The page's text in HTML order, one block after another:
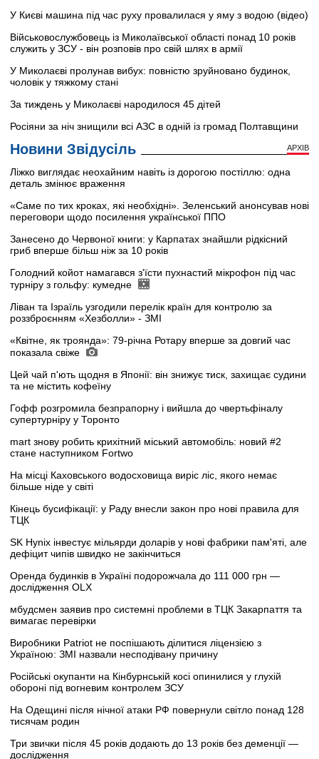
У Києві машина під час руху провалилася у яму з водою (відео)
Військовослужбовець із Миколаївської області понад 10 років
служить у ЗСУ - він розповів про свій шлях в армії
У Миколаєві пролунав вибух: повністю зруйновано будинок,
чоловік у тяжкому стані
За тиждень у Миколаєві народилося 45 дітей
Росіяни за ніч знищили всі АЗС в одній із громад Полтавщини
Новини Звідусіль АРХІВ
Ліжко виглядає неохайним навіть із дорогою постіллю: одна
деталь змінює враження
«Саме по тих кроках, які необхідні». Зеленський анонсував нові
переговори щодо посилення української ППО
Занесено до Червоної книги: у Карпатах знайшли рідкісний
гриб вперше більш ніж за 10 років
Голодний койот намагався з'їсти пухнастий мікрофон під час
турніру з гольфу: кумедне
Ліван та Ізраїль узгодили перелік країн для контролю за
роззброєнням «Хезболли» - ЗМІ
«Квітне, як троянда»: 79-річна Ротару вперше за довгий час
показала свіже
Цей чай п'ють щодня в Японії: він знижує тиск, захищає судини
та не містить кофеїну
Гофф розгромила безпрапорну і вийшла до чвертьфіналу
супертурніру у Торонто
mart знову робить крихітний міський автомобіль: новий #2
стане наступником Fortwo
На місці Каховського водосховища виріс ліс, якого немає
більше ніде у світі
Кінець бусифікації: у Раду внесли закон про нові правила для
ТЦК
SK Hynix інвестує мільярди доларів у нові фабрики пам'яті, але
дефіцит чипів швидко не закінчиться
Оренда будинків в Україні подорожчала до 111 000 грн —
дослідження OLX
мбудсмен заявив про системні проблеми в ТЦК Закарпаття та
вимагає перевірки
Виробники Patriot не поспішають ділитися ліцензією з
Україною: ЗМІ назвали несподівану причину
Російські окупанти на Кінбурнській косі опинилися у глухій
обороні під вогневим контролем ЗСУ
На Одещині після нічної атаки РФ повернули світло понад 128
тисячам родин
Три звички після 45 років додають до 13 років без деменції —
дослідження